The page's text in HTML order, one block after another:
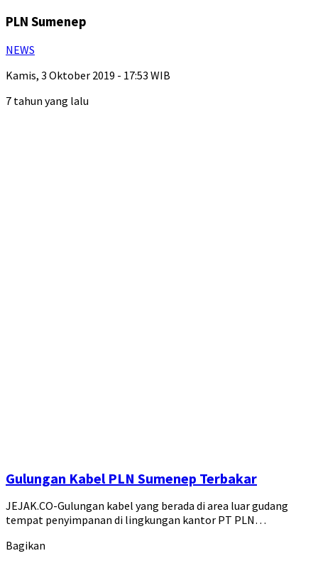
PLN Sumenep
NEWS
Kamis, 3 Oktober 2019 - 17:53 WIB
7 tahun yang lalu
Gulungan Kabel PLN Sumenep Terbakar
JEJAK.CO-Gulungan kabel yang berada di area luar gudang
tempat penyimpanan di lingkungan kantor PT PLN…
Bagikan